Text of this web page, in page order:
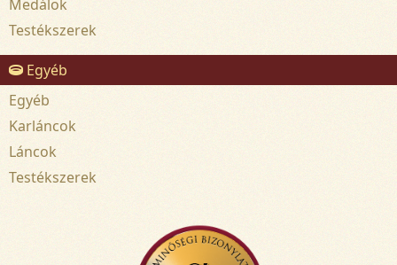
Medálok
Testékszerek
Egyéb
Egyéb
Karláncok
Láncok
Testékszerek